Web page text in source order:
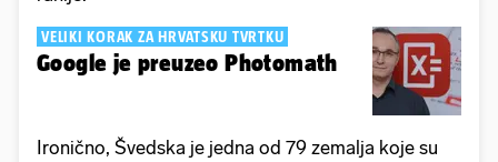
VELIKI KORAK ZA HRVATSKU TVRTKU
Google je preuzeo Photomath
Ironično, Švedska je jedna od 79 zemalja koje su